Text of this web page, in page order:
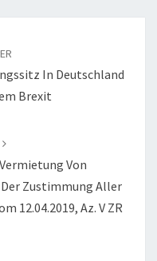
In Deutschland
Brexit
Von
Zustimmung Aller
12.04.2019, Az. V ZR